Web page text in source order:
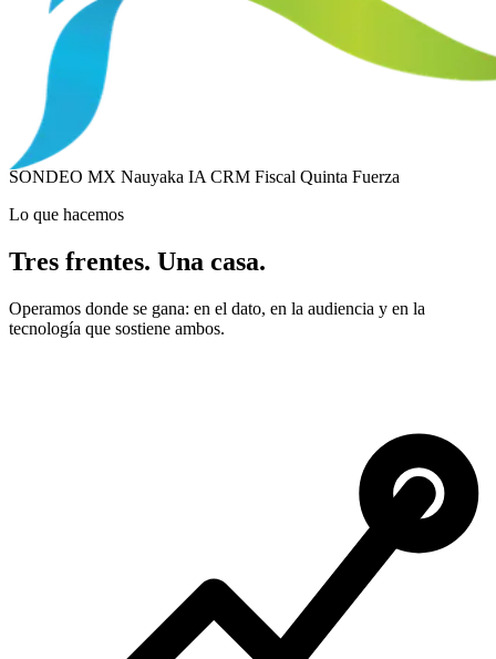
SONDEO MX Nauyaka IA CRM Fiscal Quinta Fuerza
Lo que hacemos
Tres frentes. Una casa.
Operamos donde se gana: en el dato, en la audiencia y en la
tecnología que sostiene ambos.